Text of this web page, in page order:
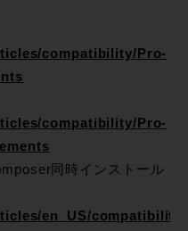
compatibility/Pro-
compatibility/Pro-
同時インストール
en_US/